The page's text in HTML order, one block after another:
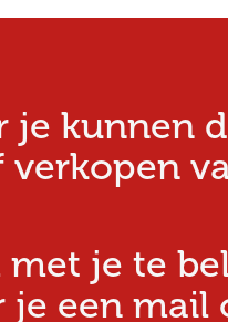
kunnen
je te
een